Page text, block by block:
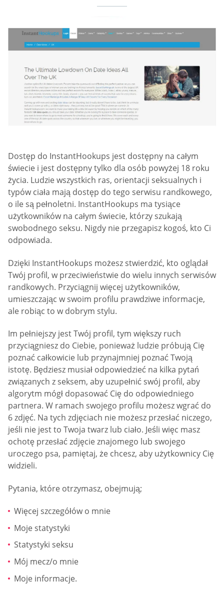
Dostęp do InstantHookups jest dostępny na całym
świecie i jest dostępny tylko dla osób powyżej 18 roku
życia. Ludzie wszystkich ras, orientacji seksualnych i
typów ciała mają dostęp do tego serwisu randkowego,
o ile są pełnoletni. InstantHookups ma tysiące
użytkowników na całym świecie, którzy szukają
swobodnego seksu. Nigdy nie przegapisz kogoś, kto Ci
odpowiada.
Dzięki InstantHookups możesz stwierdzić, kto oglądał
Twój profil, w przeciwieństwie do wielu innych serwisów
randkowych. Przyciągnij więcej użytkowników,
umieszczając w swoim profilu prawdziwe informacje,
ale robiąc to w dobrym stylu.
Im pełniejszy jest Twój profil, tym większy ruch
przyciągniesz do Ciebie, ponieważ ludzie próbują Cię
poznać całkowicie lub przynajmniej poznać Twoją
istotę. Będziesz musiał odpowiedzieć na kilka pytań
związanych z seksem, aby uzupełnić swój profil, aby
algorytm mógł dopasować Cię do odpowiedniego
partnera. W ramach swojego profilu możesz wgrać do
6 zdjęć. Na tych zdjęciach nie możesz przesłać niczego,
jeśli nie jest to Twoja twarz lub ciało. Jeśli więc masz
ochotę przesłać zdjęcie znajomego lub swojego
uroczego psa, pamiętaj, że chcesz, aby użytkownicy Cię
widzieli.
Pytania, które otrzymasz, obejmują;
Więcej szczegółów o mnie
Moje statystyki
Statystyki seksu
Mój mecz/o mnie
Moje informacje.